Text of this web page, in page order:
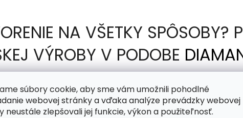
súbory cookie, aby sme vám umožnili pohodlné
webovej stránky a vďaka analýze prevádzky webovej
neustále zlepšovali jej funkcie, výkon a použiteľnosť.
NA VŠETKY SPÔSOBY?
VÝROBY V PODOBE
predtlačený na lepkavom plátne a vašou úlohou